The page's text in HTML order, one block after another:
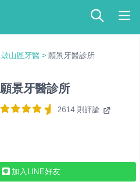
鼓山區牙醫 > 願景牙醫診所
願景牙醫診所
2614 則評論
加入LINE好友